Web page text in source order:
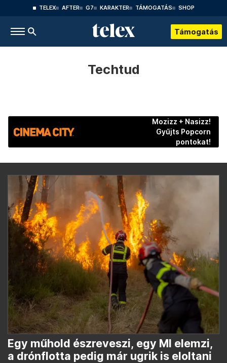
TELEX AFTER G7 KARAKTER TÁMOGATÁS SHOP
Támogatás
Techtud
Mozizz + Nasizz!
Gyűjts Popcorn
pontokat!
Egy műhold észreveszi, egy MI elemzi,
a drónflotta pedig már ugrik is eloltani